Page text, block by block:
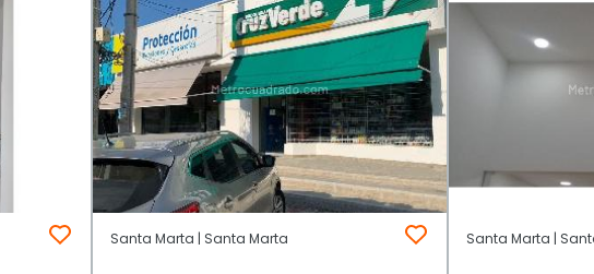
Santa Marta | Santa Marta Santa Marta |